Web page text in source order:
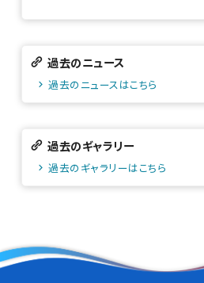
過去のニュース
過去のニュースはこちら
過去のギャラリー
過去のギャラリーはこちら